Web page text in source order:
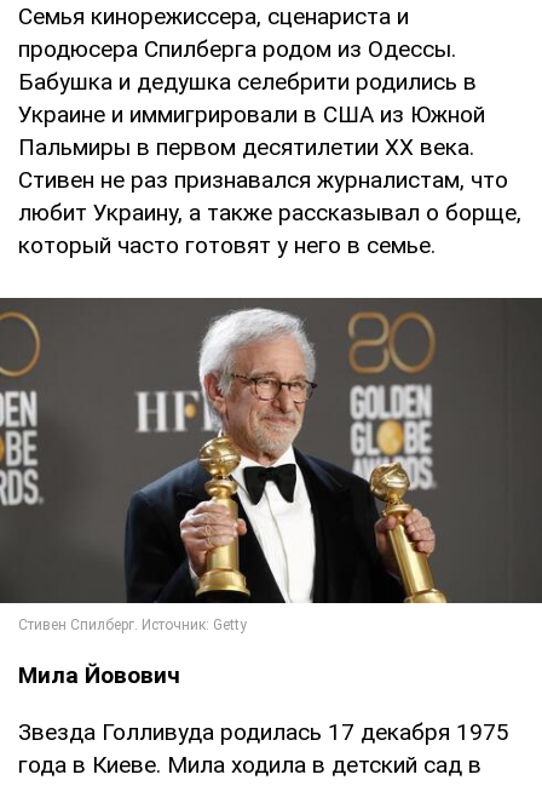
Семья кинорежиссера, сценариста и
продюсера Спилберга родом из Одессы.
Бабушка и дедушка селебрити родились в
Украине и иммигрировали в США из Южной
Пальмиры в первом десятилетии XX века.
Стивен не раз признавался журналистам, что
любит Украину, а также рассказывал о борще,
который часто готовят у него в семье.
Мила Йовович
Звезда Голливуда родилась 17 декабря 1975
года в Киеве. Мила ходила в детский сад в